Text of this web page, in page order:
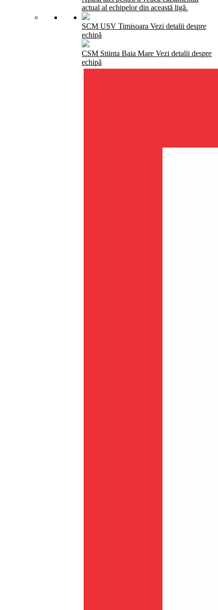
actual al echipelor din această ligă.
SCM USV Timisoara Vezi detalii despre
echipă
CSM Stiinta Baia Mare Vezi detalii despre
echipă